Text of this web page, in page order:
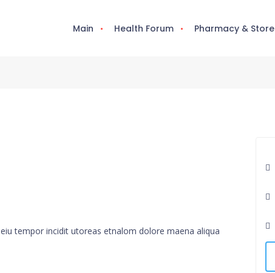
Main Health Forum Pharmacy & Store
tempor incidit utoreas etnalom dolore maena aliqua